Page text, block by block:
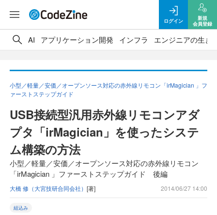
ログイン
新規
会員登録
AI アプリケーション開発 インフラ エンジニアの生き
小型／軽量／安価／オープンソース対応の赤外線リモコン「irMagician 」フ
ァーストステップガイド
USB接続型汎用赤外線リモコンアダ
プタ「irMagician」を使ったシステ
ム構築の方法
小型／軽量／安価／オープンソース対応の赤外線リモコン
「irMagician 」ファーストステップガイド 後編
大橋 修（大宮技研合同会社） [著] 2014/06/27 14:00
組込み